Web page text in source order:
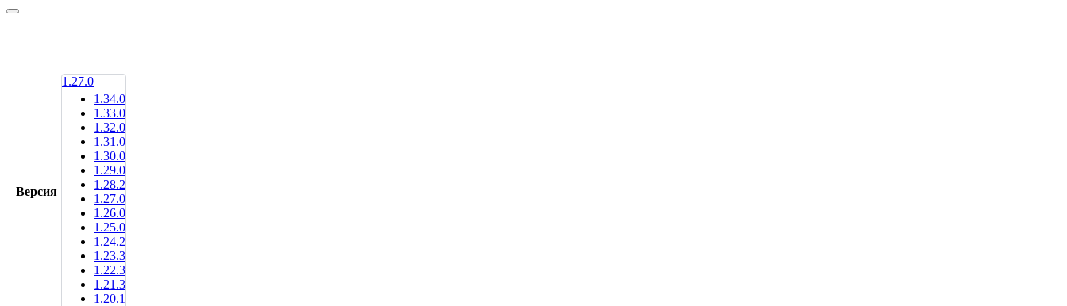
Версия
1.27.0
1.34.0
1.33.0
1.32.0
1.31.0
1.30.0
1.29.0
1.28.2
1.27.0
1.26.0
1.25.0
1.24.2
1.23.3
1.22.3
1.21.3
1.20.1